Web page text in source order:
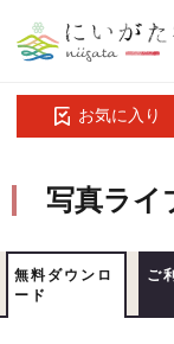
お気に入り
写真ライ
無料ダウンロ
ード
ご